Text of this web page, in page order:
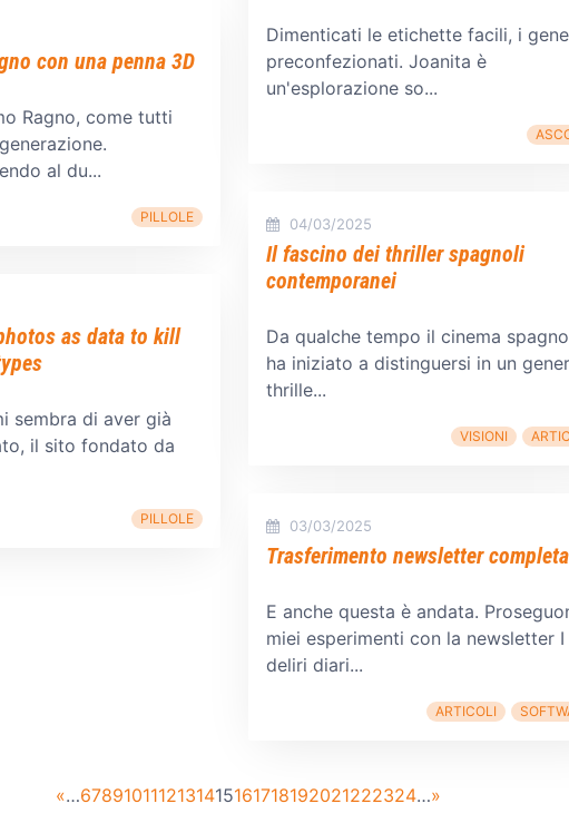
con una penna 3D
Ragno, come tutti
al du...
PILLOLE
as data to kill
sembra di aver già
il sito fondato da
PILLOLE
Dimenticati le etichette facili, i
preconfezionati. Joanita è
un'esplorazione so...
04/03/2025
Il fascino dei thriller spagnoli
contemporanei
Da qualche tempo il cinema
ha iniziato a distinguersi in un
thrille...
VISIONI
03/03/2025
Trasferimento newsletter
E anche questa è andata.
miei esperimenti con la newsletter I
deliri diari...
ARTICOLI
«…6789101112131415161718192021222324…»